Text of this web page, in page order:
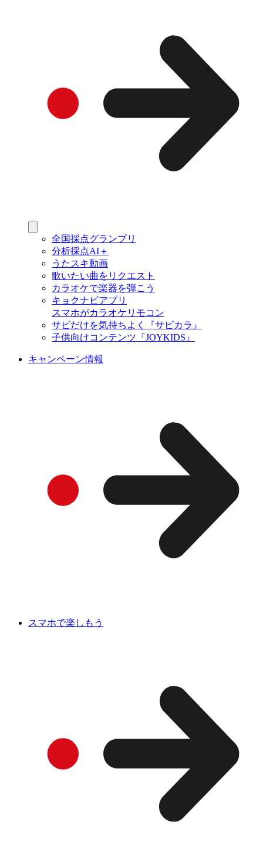
全国採点グランプリ
分析採点AI＋
うたスキ動画
歌いたい曲をリクエスト
カラオケで楽器を弾こう
キョクナビアプリ
スマホがカラオケリモコン
サビだけを気持ちよく『サビカラ』
子供向けコンテンツ『JOYKIDS』
キャンペーン情報
スマホで楽しもう